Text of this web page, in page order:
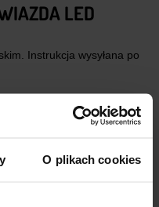
O plikach cookies
LED
Instrukcja wysyłana po